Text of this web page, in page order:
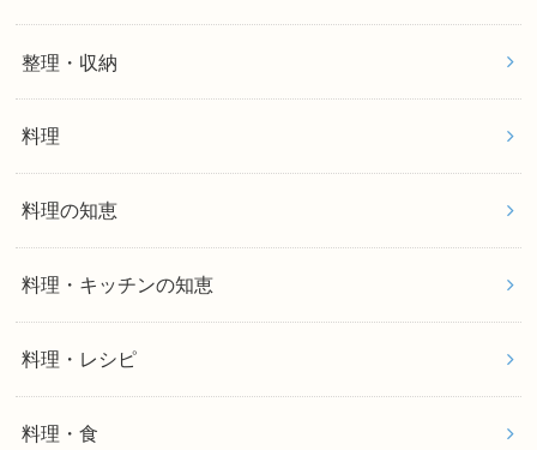
整理・収納
料理
料理の知恵
料理・キッチンの知恵
料理・レシピ
料理・食